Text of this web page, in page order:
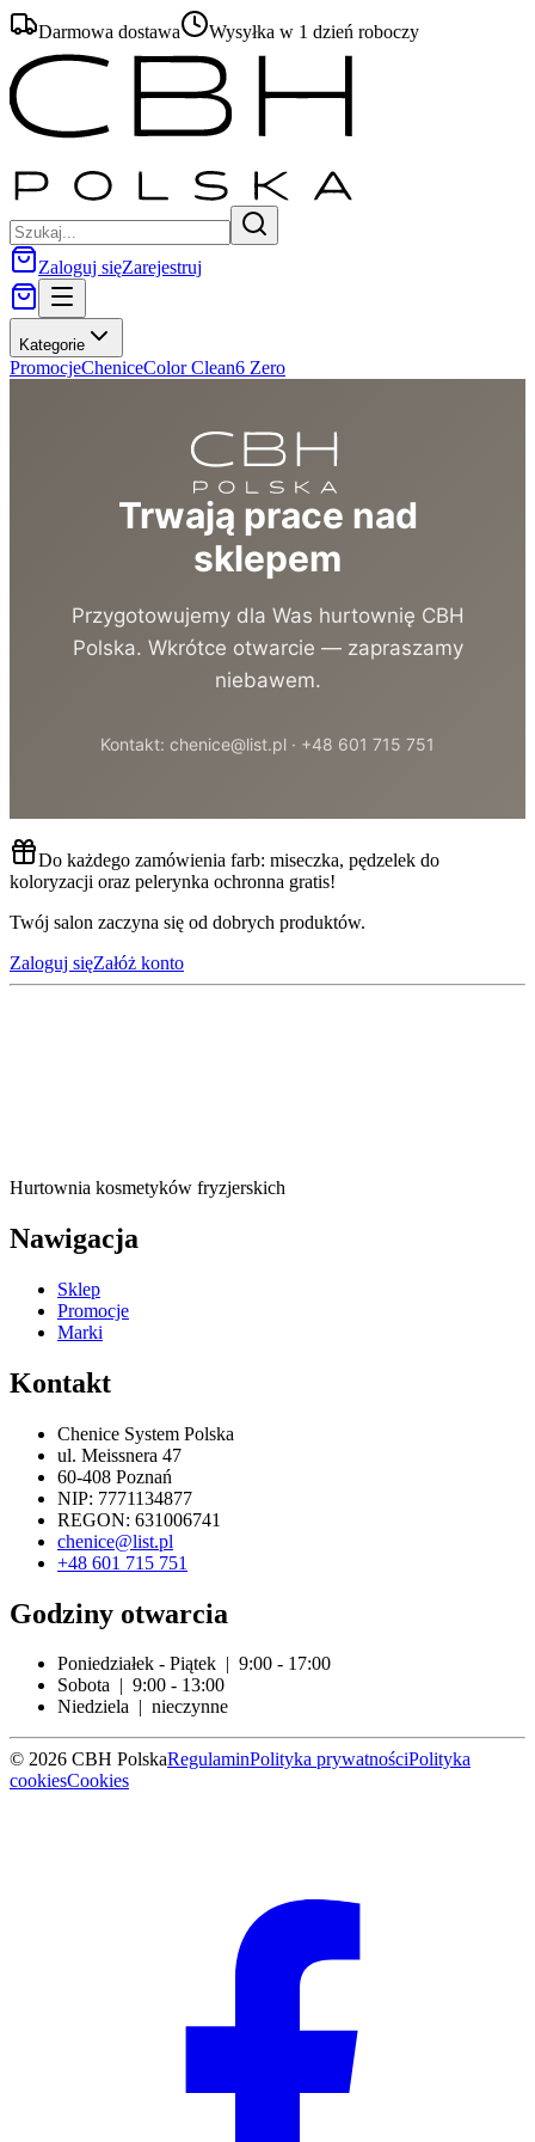
Darmowa dostawa Wysyłka w 1 dzień roboczy
Zaloguj sięZarejestruj
Kategorie
PromocjeCheniceColor Clean6 Zero
Trwają prace nad
sklepem
Przygotowujemy dla Was hurtownię CBH
Polska. Wkrótce otwarcie — zapraszamy
niebawem.
Kontakt: chenice@list.pl · +48 601 715 751
Do każdego zamówienia farb: miseczka, pędzelek do
koloryzacji oraz pelerynka ochronna gratis!
Twój salon zaczyna się od dobrych produktów.
Zaloguj sięZałóż konto
Hurtownia kosmetyków fryzjerskich
Nawigacja
Sklep
Promocje
Marki
Kontakt
Chenice System Polska
ul. Meissnera 47
60-408 Poznań
NIP: 7771134877
REGON: 631006741
chenice@list.pl
+48 601 715 751
Godziny otwarcia
Poniedziałek - Piątek | 9:00 - 17:00
Sobota | 9:00 - 13:00
Niedziela | nieczynne
© 2026 CBH PolskaRegulaminPolityka prywatnościPolityka
cookiesCookies